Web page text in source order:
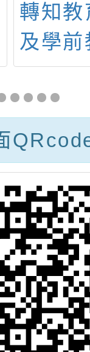
轉知
及學
託國
辦理
廣引
覺察
『發
本位
精進
設計